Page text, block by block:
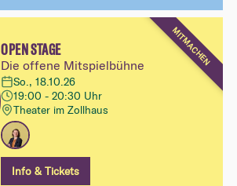
MITMACHEN
OPEN STAGE
Die offene Mitspielbühne
So., 18.10.26
19:00 - 20:30 Uhr
Theater im Zollhaus
Info & Tickets